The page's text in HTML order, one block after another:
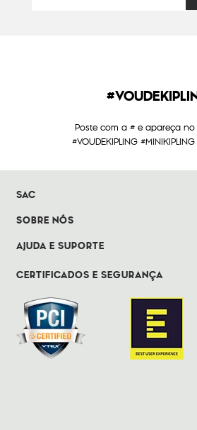
Poste com a # e apareça no
#VOUDEKIPLING
SAC
SOBRE NÓS
AJUDA E SUPORTE
CERTIFICADOS E SEGURANÇA